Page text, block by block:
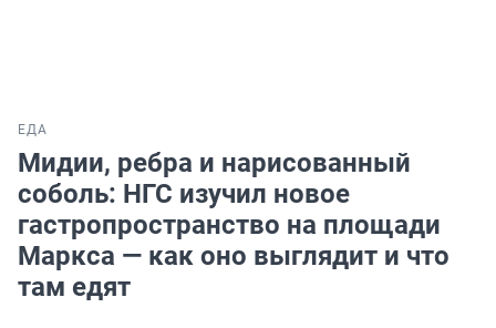
ЕДА
Мидии, ребра и нарисованный
соболь: НГС изучил новое
гастропространство на площади
Маркса — как оно выглядит и что
там едят